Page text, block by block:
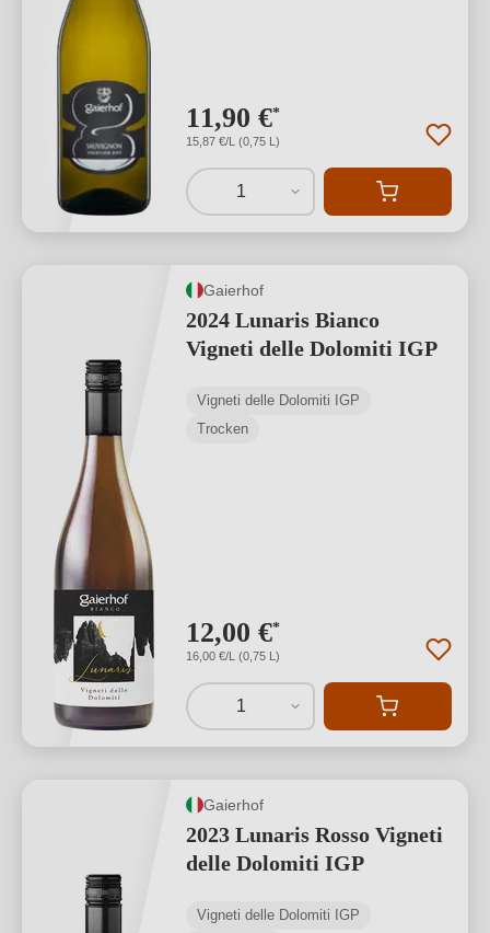
11,90 €*
15,87 €/L (0,75 L)
1
Gaierhof
2024 Lunaris Bianco
Vigneti delle Dolomiti IGP
Vigneti delle Dolomiti IGP
Trocken
12,00 €*
16,00 €/L (0,75 L)
1
Gaierhof
2023 Lunaris Rosso Vigneti
delle Dolomiti IGP
Vigneti delle Dolomiti IGP